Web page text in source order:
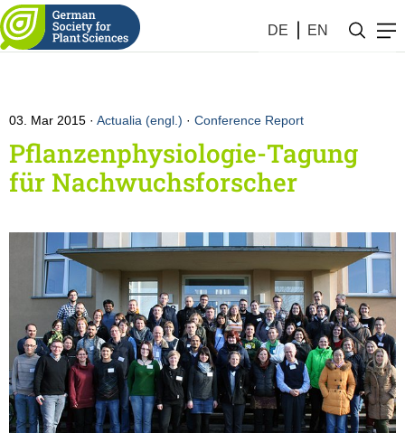
DE EN
03. Mar 2015 Actualia (engl.) · Conference Report
Pflanzenphysiologie-Tagung
für Nachwuchsforscher